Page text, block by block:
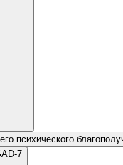
психического
7